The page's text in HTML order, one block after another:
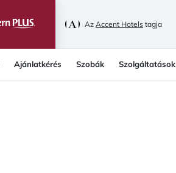
AzAccent Hotels tagja
Ajánlatkérés Szobák Szolgáltatások